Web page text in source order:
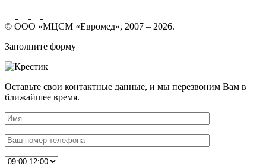
© ООО «МЦСМ «Евромед», 2007 – 2026.
Заполните форму
Оставьте свои контактные данные, и мы перезвоним Вам в
ближайшее время.